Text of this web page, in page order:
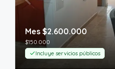
Mes $2.600.000
$150.000
Incluye servicios públicos